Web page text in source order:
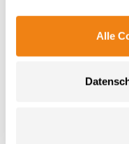
Alle
BaumwolleAngaben zur
R312XHersteller: Result
Bratislava Slowakei E-
W475 Henbury